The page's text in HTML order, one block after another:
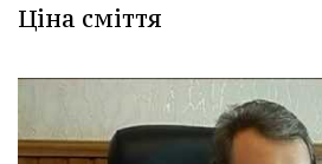
Ціна сміття